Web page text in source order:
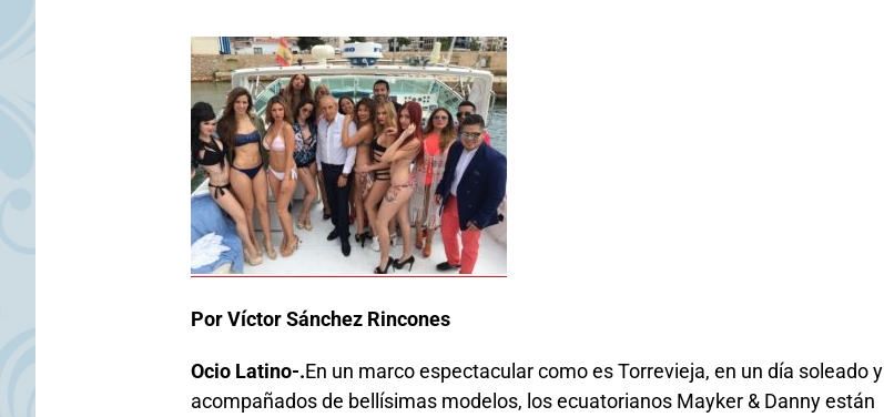
Por Víctor Sánchez Rincones
Ocio Latino-.En un marco espectacular como es Torrevieja, en un día soleado y
acompañados de bellísimas modelos, los ecuatorianos Mayker & Danny están